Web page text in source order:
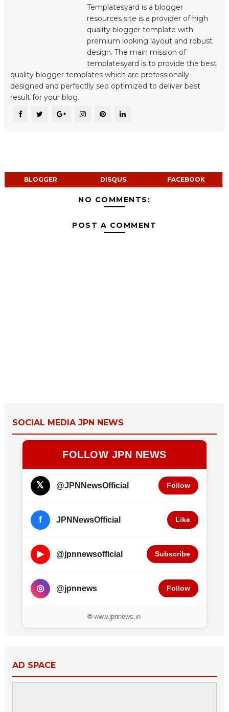
Templatesyard is a blogger
resources site is a provider of high
quality blogger template with
premium looking layout and robust
design. The main mission of
templatesyard is to provide the best
quality blogger templates which are professionally
designed and perfectlly seo optimized to deliver best
result for your blog.
BLOGGER DISQUS FACEBOOK
NO COMMENTS:
POST A COMMENT
SOCIAL MEDIA JPN NEWS
FOLLOW JPN NEWS
𝕏 @JPNNewsOfficial Follow
f JPNNewsOfficial Like
▶ @jpnnewsofficial Subscribe
◎ @jpnnews Follow
🌐 www.jpnnews.in
AD SPACE